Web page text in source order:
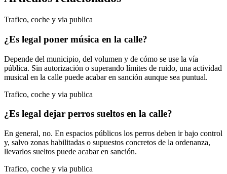
Trafico, coche y via publica
¿Es legal poner música en la calle?
Depende del municipio, del volumen y de cómo se use la vía
pública. Sin autorización o superando límites de ruido, una actividad
musical en la calle puede acabar en sanción aunque sea puntual.
Trafico, coche y via publica
¿Es legal dejar perros sueltos en la calle?
En general, no. En espacios públicos los perros deben ir bajo control
y, salvo zonas habilitadas o supuestos concretos de la ordenanza,
llevarlos sueltos puede acabar en sanción.
Trafico, coche y via publica